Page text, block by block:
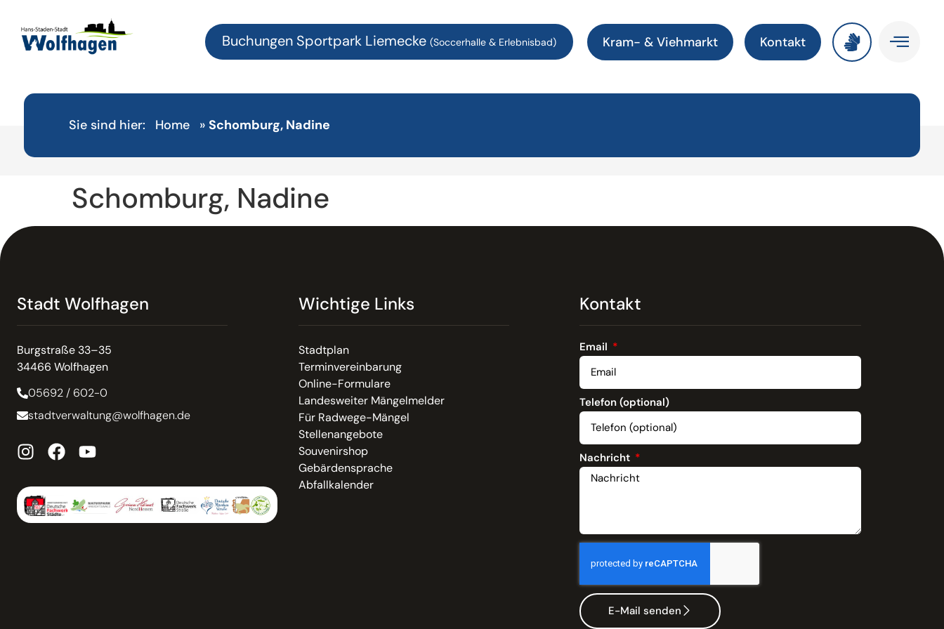
Buchungen Sportpark Liemecke (Soccerhalle & Erlebnisbad) Kram- & Viehmarkt Kontakt
Sie sind hier: Home » Schomburg, Nadine
Schomburg, Nadine
Stadt Wolfhagen
Burgstraße 33–35
34466 Wolfhagen
05692 / 602-0
stadtverwaltung@wolfhagen.de
Wichtige Links
Stadtplan
Terminvereinbarung
Online-Formulare
Landesweiter Mängelmelder
Für Radwege-Mängel
Stellenangebote
Souvenirshop
Gebärdensprache
Abfallkalender
Kontakt
Email
Telefon (optional)
Nachricht
E-Mail senden